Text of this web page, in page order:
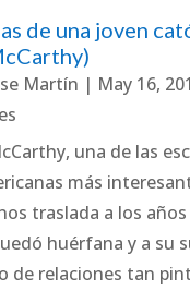
de una joven
Martín | May 16,
una de las
más
traslada a los
huérfana y a su
de relaciones tan